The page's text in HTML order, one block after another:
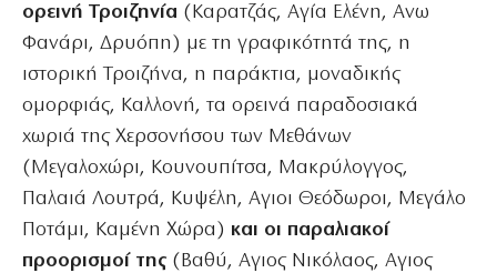
ορεινή Τροιζηνία (Καρατζάς, Αγία Ελένη, Ανω
Φανάρι, Δρυόπη) με τη γραφικότητά της, η
ιστορική Τροιζήνα, η παράκτια, μοναδικής
ομορφιάς, Καλλονή, τα ορεινά παραδοσιακά
χωριά της Χερσονήσου των Μεθάνων
(Μεγαλοχώρι, Κουνουπίτσα, Μακρύλογγος,
Παλαιά Λουτρά, Κυψέλη, Αγιοι Θεόδωροι, Μεγάλο
Ποτάμι, Καμένη Χώρα) και οι παραλιακοί
προορισμοί της (Βαθύ, Αγιος Νικόλαος, Αγιος